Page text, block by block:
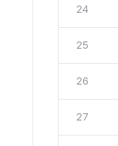
24
25
26
27